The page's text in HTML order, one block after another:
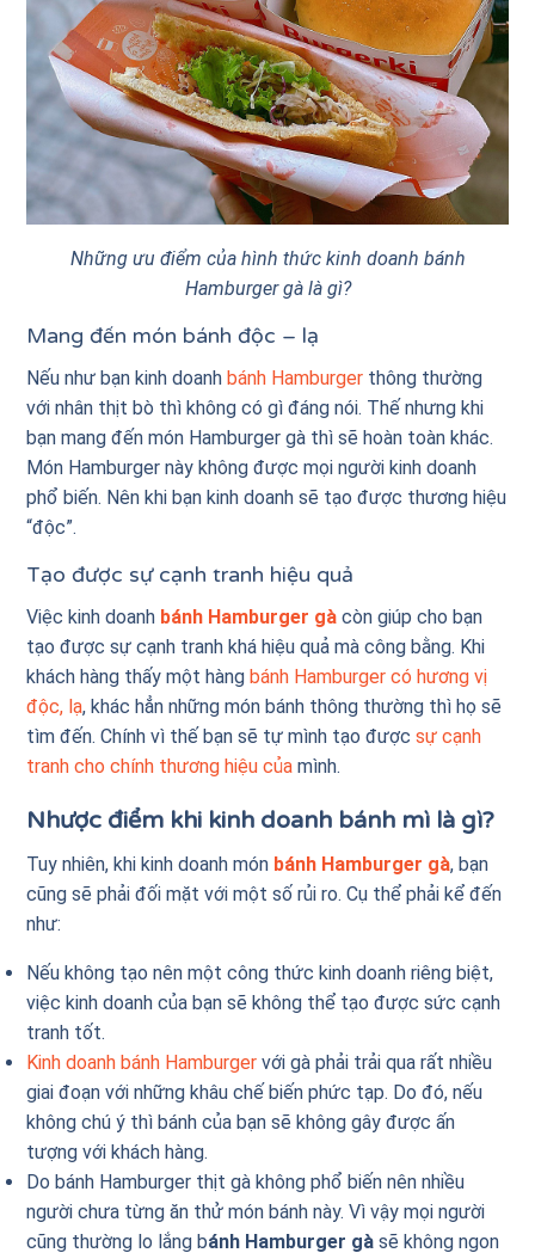
Những ưu điểm của hình thức kinh doanh bánh
Hamburger gà là gì?
Mang đến món bánh độc – lạ
Nếu như bạn kinh doanhbánh Hamburger thông thường
với nhân thịt bò thì không có gì đáng nói. Thế nhưng khi
bạn mang đến món Hamburger gà thì sẽ hoàn toàn khác.
Món Hamburger này không được mọi người kinh doanh
phổ biến. Nên khi bạn kinh doanh sẽ tạo được thương hiệu
“độc”.
Tạo được sự cạnh tranh hiệu quả
Việc kinh doanh bánh Hamburger gàcòn giúp cho bạn
tạo được sự cạnh tranh khá hiệu quả mà công bằng. Khi
khách hàng thấy một hàngbánh Hamburger có hương vị
độc, lạ, khác hẳn những món bánh thông thường thì họ sẽ
tìm đến. Chính vì thế bạn sẽ tự mình tạo đượcsự cạnh
tranh cho chính thương hiệu của mình.
Nhược điểm khi kinh doanh bánh mì là gì?
Tuy nhiên, khi kinh doanh món bánh Hamburger gà, bạn
cũng sẽ phải đối mặt với một số rủi ro. Cụ thể phải kể đến
như:
Nếu không tạo nên một công thức kinh doanh riêng biệt,
việc kinh doanh của bạn sẽ không thể tạo được sức cạnh
tranh tốt.
Kinh doanh bánh Hamburger với gà phải trải qua rất nhiều
giai đoạn với những khâu chế biến phức tạp. Do đó, nếu
không chú ý thì bánh của bạn sẽ không gây được ấn
tượng với khách hàng.
Do bánh Hamburger thịt gà không phổ biến nên nhiều
người chưa từng ăn thử món bánh này. Vì vậy mọi người
cũng thường lo lắng bánh Hamburger gàsẽ không ngon